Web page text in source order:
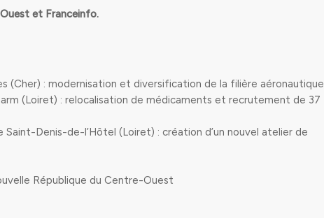
et Franceinfo.
(Cher) : modernisation et diversification de la filière aéronautique
(Loiret) : relocalisation de médicaments et recrutement de 37
Denis-de-l’Hôtel (Loiret) : création d’un nouvel atelier de
République du Centre-Ouest